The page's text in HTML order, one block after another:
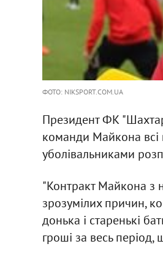
ФОТО: NIKSPORT.COM.UA
Президент ФК
команди Майкона всі
уболівальниками
"Контракт Майкона з
зрозумілих причин,
донька і старенькі
гроші за весь